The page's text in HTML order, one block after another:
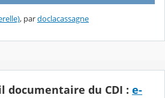
, pardoclacassagne
documentaire du CDI : e-